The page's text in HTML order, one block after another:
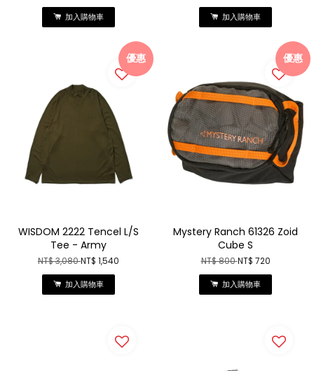
加入購物車 加入購物車
優惠
WISDOM 2222 Tencel L/S
Tee - Army
NT$ 3,080NT$ 1,540
加入購物車
優惠
Mystery Ranch 61326 Zoid
Cube S
NT$ 800NT$ 720
加入購物車